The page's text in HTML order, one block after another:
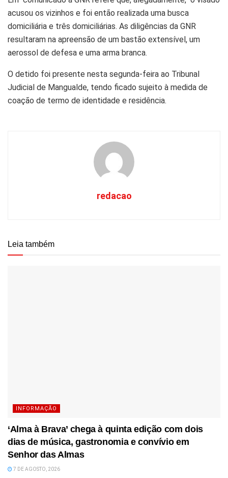
acusou os vizinhos e foi então realizada uma busca
domiciliária e três domiciliárias. As diligências da GNR
resultaram na apreensão de um bastão extensível, um
aerossol de defesa e uma arma branca.
O detido foi presente nesta segunda-feira ao Tribunal
Judicial de Mangualde, tendo ficado sujeito à medida de
coação de termo de identidade e residência.
redacao
Leia também
INFORMAÇÃO
‘Alma à Brava’ chega à quinta edição com dois
dias de música, gastronomia e convívio em
Senhor das Almas
7 DE AGOSTO, 2026